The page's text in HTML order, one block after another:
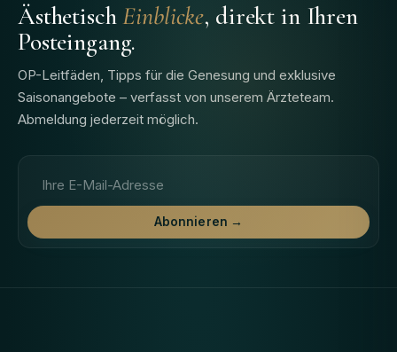
ÄsthetischEinblicke, direkt in Ihren
Posteingang.
OP-Leitfäden, Tipps für die Genesung und exklusive
Saisonangebote – verfasst von unserem Ärzteteam.
Abmeldung jederzeit möglich.
Abonnieren →